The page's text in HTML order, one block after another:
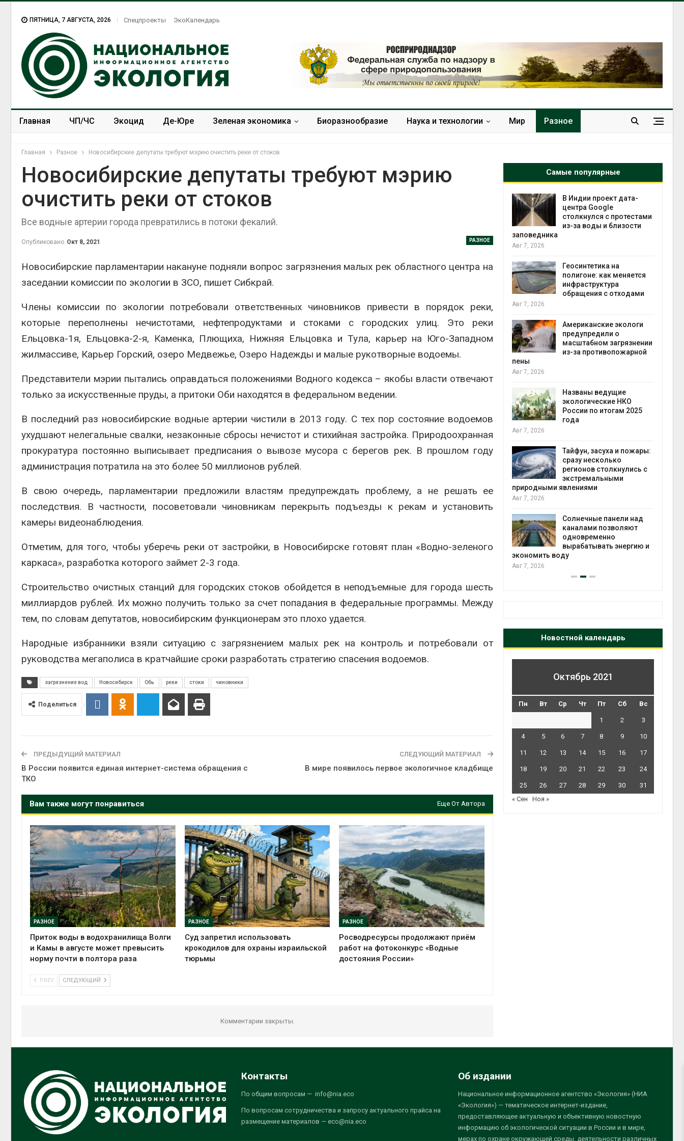
ПЯТНИЦА, 7 АВГУСТА, 2026 Спецпроекты ЭкоКалендарь
Главная ЧП/ЧС Экоцид Де-Юре Зеленая экономика Биоразнообразие Наука и технологии Мир Разное
Главная Разное Новосибирские депутаты требуют мэрию очистить реки от стоков
Новосибирские депутаты требуют мэрию
очистить реки от стоков
Все водные артерии города превратились в потоки фекалий.
РАЗНОЕ
Опубликовано Окт 8, 2021
Новосибирские парламентарии накануне подняли вопрос загрязнения малых рек областного центра на
заседании комиссии по экологии в ЗСО, пишет Сибкрай.
Члены комиссии по экологии потребовали ответственных чиновников привести в порядок реки,
которые переполнены нечистотами, нефтепродуктами и стоками с городских улиц. Это реки
Ельцовка-1я, Ельцовка-2-я, Каменка, Плющиха, Нижняя Ельцовка и Тула, карьер на Юго-Западном
жилмассиве, Карьер Горский, озеро Медвежье, Озеро Надежды и малые рукотворные водоемы.
Представители мэрии пытались оправдаться положениями Водного кодекса – якобы власти отвечают
только за искусственные пруды, а притоки Оби находятся в федеральном ведении.
В последний раз новосибирские водные артерии чистили в 2013 году. С тех пор состояние водоемов
ухудшают нелегальные свалки, незаконные сбросы нечистот и стихийная застройка. Природоохранная
прокуратура постоянно выписывает предписания о вывозе мусора с берегов рек. В прошлом году
администрация потратила на это более 50 миллионов рублей.
В свою очередь, парламентарии предложили властям предупреждать проблему, а не решать ее
последствия. В частности, посоветовали чиновникам перекрыть подъезды к рекам и установить
камеры видеонаблюдения.
Отметим, для того, чтобы уберечь реки от застройки, в Новосибирске готовят план «Водно-зеленого
каркаса», разработка которого займет 2-3 года.
Строительство очистных станций для городских стоков обойдется в неподъемные для города шесть
миллиардов рублей. Их можно получить только за счет попадания в федеральные программы. Между
тем, по словам депутатов, новосибирским функционерам это плохо удается.
Народные избранники взяли ситуацию с загрязнением малых рек на контроль и потребовали от
руководства мегаполиса в кратчайшие сроки разработать стратегию спасения водоемов.
загрязнение вод Новосибирск Обь реки стоки чиновники
Поделиться
ПРЕДЫДУЩИЙ МАТЕРИАЛ
В России появится единая интернет-система обращения с
ТКО
СЛЕДУЮЩИЙ МАТЕРИАЛ
В мире появилось первое экологичное кладбище
Вам также могут понравиться Еще От Автора
РАЗНОЕ
Приток воды в водохранилища Волги
и Камы в августе может превысить
норму почти в полтора раза
РАЗНОЕ
Суд запретил использовать
крокодилов для охраны израильской
тюрьмы
РАЗНОЕ
Росводресурсы продолжают приём
работ на фотоконкурс «Водные
достояния России»
PREV СЛЕДУЮЩИЙ
Комментарии закрыты.
Самые популярные
Дождевая вода с крыш
может помочь городам
Авг 7, 2026
строительство мусорных
контейнерных площадок
ограничивает загрузку
судов из-за дефицита
пресной воды
Авг 6, 2026
В китайской провинции
Шэньси из-за паводков
эвакуировали более 140
тыс. человек
МЕГА и ВкусВилл
экообменники для сбора
Авг 6, 2026
Учёные предложили
из воздуха с помощью
водохранилища Волги и
Авг 7, 2026
Евросоюз потребовал
увеличить вложения в
защиту природы на фоне
роста ущерба от пожаров
Дом из старых шин
Авг 7, 2026
Камчатские северные
олени набирают вес
Ozon запустит сбор
Нижнего Новгорода
В Индии проект дата-
центра Google
столкнулся с протестами
из-за воды и близости
заповедника
Авг 7, 2026
Геосинтетика на
полигоне: как меняется
инфраструктура
обращения с отходами
Авг 7, 2026
Американские экологи
предупредили о
масштабном загрязнении
из-за противопожарной
пены
Авг 7, 2026
Названы ведущие
экологические НКО
России по итогам 2025
года
Авг 7, 2026
Тайфун, засуха и пожары:
сразу несколько
регионов столкнулись с
экстремальными
природными явлениями
Авг 7, 2026
Солнечные панели над
каналами позволяют
одновременно
вырабатывать энергию и
экономить воду
Авг 7, 2026
Новостной календарь
Октябрь 2021
Пн Вт Ср Чт Пт Сб Вс
1 2 3
4 5 6 7 8 9 10
11 12 13 14 15 16 17
18 19 20 21 22 23 24
25 26 27 28 29 30
31
« Сен
Ноя »
Контакты
По общим вопросам — info@nia.eco
По вопросам сотрудничества и запросу актуального прайса на
размещение материалов — eco@nia.eco
Об издании
Национальное информационное агентство «Экология» (НИА
«Экология») — тематическое интернет-издание,
предоставляющее актуальную и объективную новостную
информацию об экологической ситуации в России и в мире,
мерах по охране окружающей среды, деятельности различных